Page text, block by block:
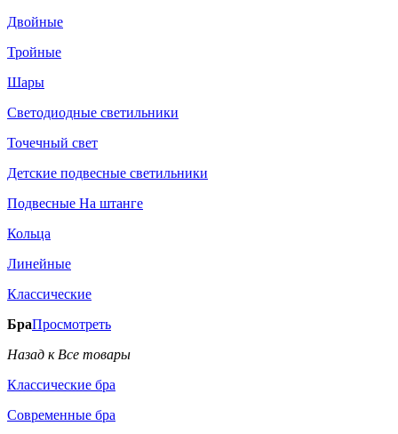
Двойные
Тройные
Шары
Светодиодные светильники
Точечный свет
Детские подвесные светильники
Подвесные На штанге
Кольца
Линейные
Классические
БраПросмотреть
Назад к Все товары
Классические бра
Современные бра